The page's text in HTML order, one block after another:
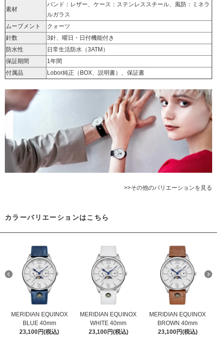
素材
バンド：レザー、ケース：ステンレススチール、風防：ミネラ
ルガラス
ムーブメント
クォーツ
針数
3針、曜日・日付機能付き
防水性
日常生活防水（3ATM）
保証期間
1年間
付属品
Lobor純正（BOX、説明書）、保証書
>>その他のバリエーションを見る
カラーバリエーションはこちら
MERIDIAN EQUINOX
BLUE 40mm
23,100円(税込)
MERIDIAN EQUINOX
WHITE 40mm
23,100円(税込)
MERIDIAN EQUINOX
BROWN 40mm
23,100円(税込)